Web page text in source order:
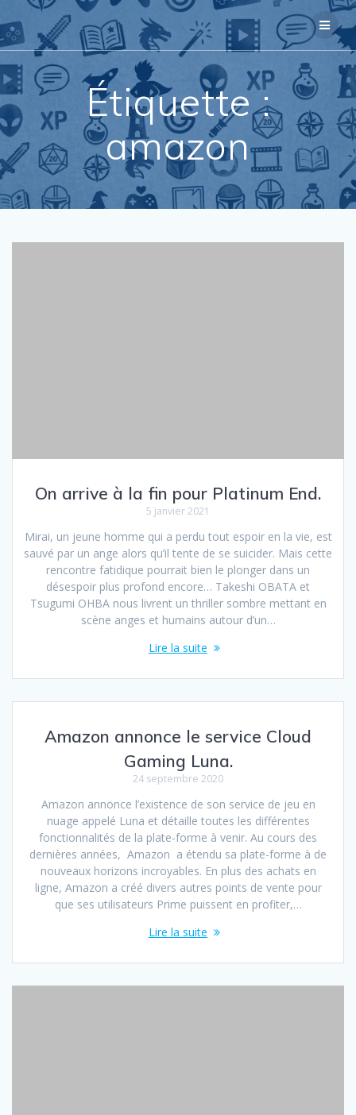
Passer
contenu
Étiquette :
amazon
On arrive à la fin pour Platinum End.
5 janvier 2021
Mirai, un jeune homme qui a perdu tout espoir en la vie, est
sauvé par un ange alors qu’il tente de se suicider. Mais cette
rencontre fatidique pourrait bien le plonger dans un
désespoir plus profond encore… Takeshi OBATA et
Tsugumi OHBA nous livrent un thriller sombre mettant en
scène anges et humains autour d’un…
Lire la suite
Amazon annonce le service Cloud
Gaming Luna.
24 septembre 2020
Amazon annonce l’existence de son service de jeu en
nuage appelé Luna et détaille toutes les différentes
fonctionnalités de la plate-forme à venir. Au cours des
dernières années, Amazon a étendu sa plate-forme à de
nouveaux horizons incroyables. En plus des achats en
ligne, Amazon a créé divers autres points de vente pour
que ses utilisateurs Prime puissent en profiter,…
Lire la suite